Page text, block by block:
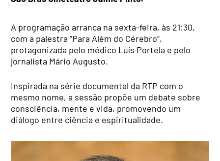
A programação arranca na sexta-feira, às 21:30,
com a palestra “Para Além do Cérebro”,
protagonizada pelo médico Luís Portela e pelo
jornalista Mário Augusto.
Inspirada na série documental da RTP com o
mesmo nome, a sessão propõe um debate sobre
consciência, mente e vida, promovendo um
diálogo entre ciência e espiritualidade.